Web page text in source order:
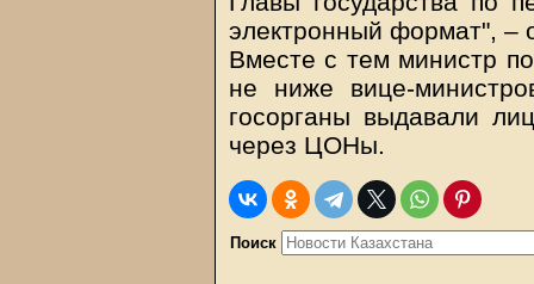
электронный формат", –
Вместе с тем министр
не ниже вице-
госорганы выдавали
через ЦОНы.
Поиск